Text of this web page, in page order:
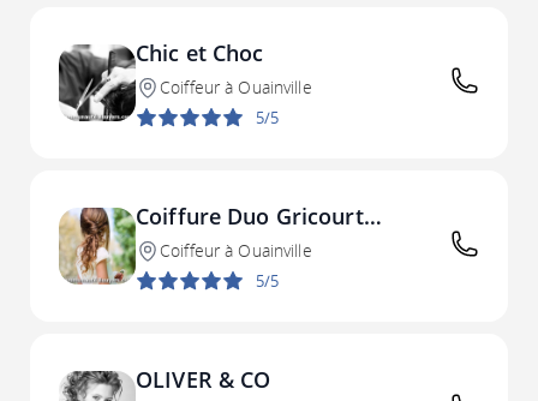
Chic et Choc
Coiffeur à Ouainville
5/5
Coiffure Duo Gricourt
Christèle
Coiffeur à Ouainville
5/5
OLIVER & CO